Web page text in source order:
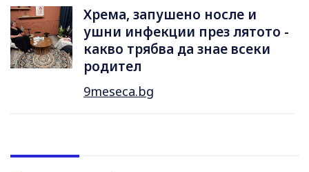
Хрема, запушено носле и
ушни инфекции през лятотo -
какво трябва да знае всеки
родител
9meseca.bg